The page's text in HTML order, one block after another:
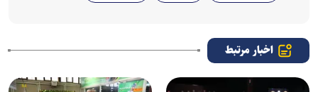
اخبار مرتبط